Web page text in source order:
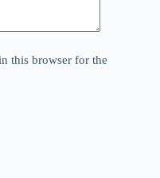
this browser for the